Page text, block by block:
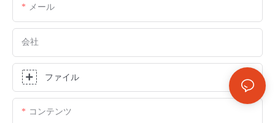
メール
会社
ファイル
コンテンツ